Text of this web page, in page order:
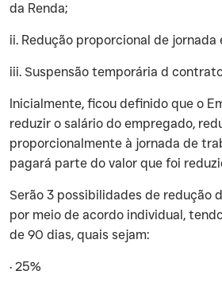
da Renda;
‍ii. Redução proporcional de jornada
‍iii. Suspensão temporária d
‍Inicialmente, ficou definido que o
reduzir o salário do empregado,
proporcionalmente à jornada de
pagará parte do valor que foi
‍Serão 3 possibilidades de redução
por meio de acordo individual,
de 90 dias, quais sejam:
‍· 25%